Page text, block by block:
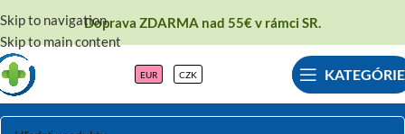
Skip to navigation
Skip to main content
Doprava ZDARMA nad 55€ v rámci SR.
EUR CZK KATEGÓRIE